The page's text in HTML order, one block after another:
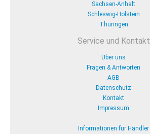
Sachsen-Anhalt
Schleswig-Holstein
Thüringen
Service und Kontakt
Über uns
Fragen & Antworten
AGB
Datenschutz
Kontakt
Impressum
Informationen für Händler